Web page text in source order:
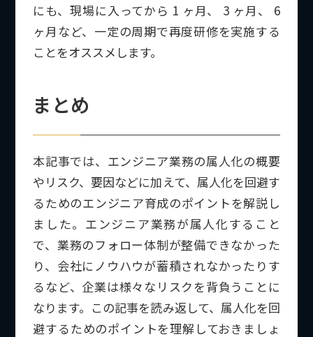
にも、現場に入ってから 1 ヶ月、 3 ヶ月、 6
ヶ月など、一定の周期で再度研修を実施する
ことをオススメします。
まとめ
本記事では、エンジニア業務の属人化の概要
やリスク、要因などに加えて、属人化を回避す
るためのエンジニア育成のポイントを解説し
ました。エンジニア業務が属人化すること
で、業務のフォロー体制が整備できなかった
り、会社にノウハウが蓄積されなかったりす
るなど、企業は様々なリスクを背負うことに
なります。この記事を読み返して、属人化を回
避するためのポイントを理解しておきましょ